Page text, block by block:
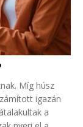
Míg húsz
igazán
a